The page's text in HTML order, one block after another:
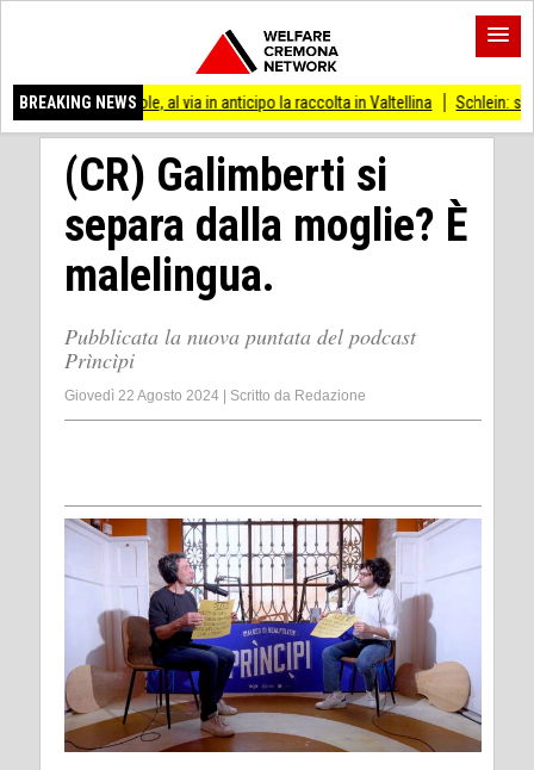
BREAKING NEWS
al via in anticipo la raccolta in Valtellina Schlein: sì all’appello per
(CR) Galimberti si
separa dalla moglie? È
malelingua.
Pubblicata la nuova puntata del podcast
Prìncìpi
Giovedì 22 Agosto 2024 Scritto da Redazione